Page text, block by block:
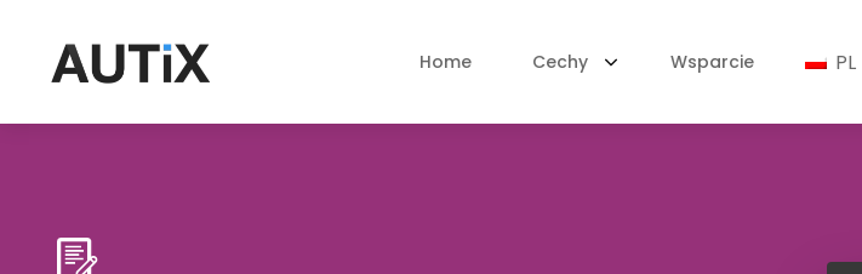
Home Cechy Wsparcie PL